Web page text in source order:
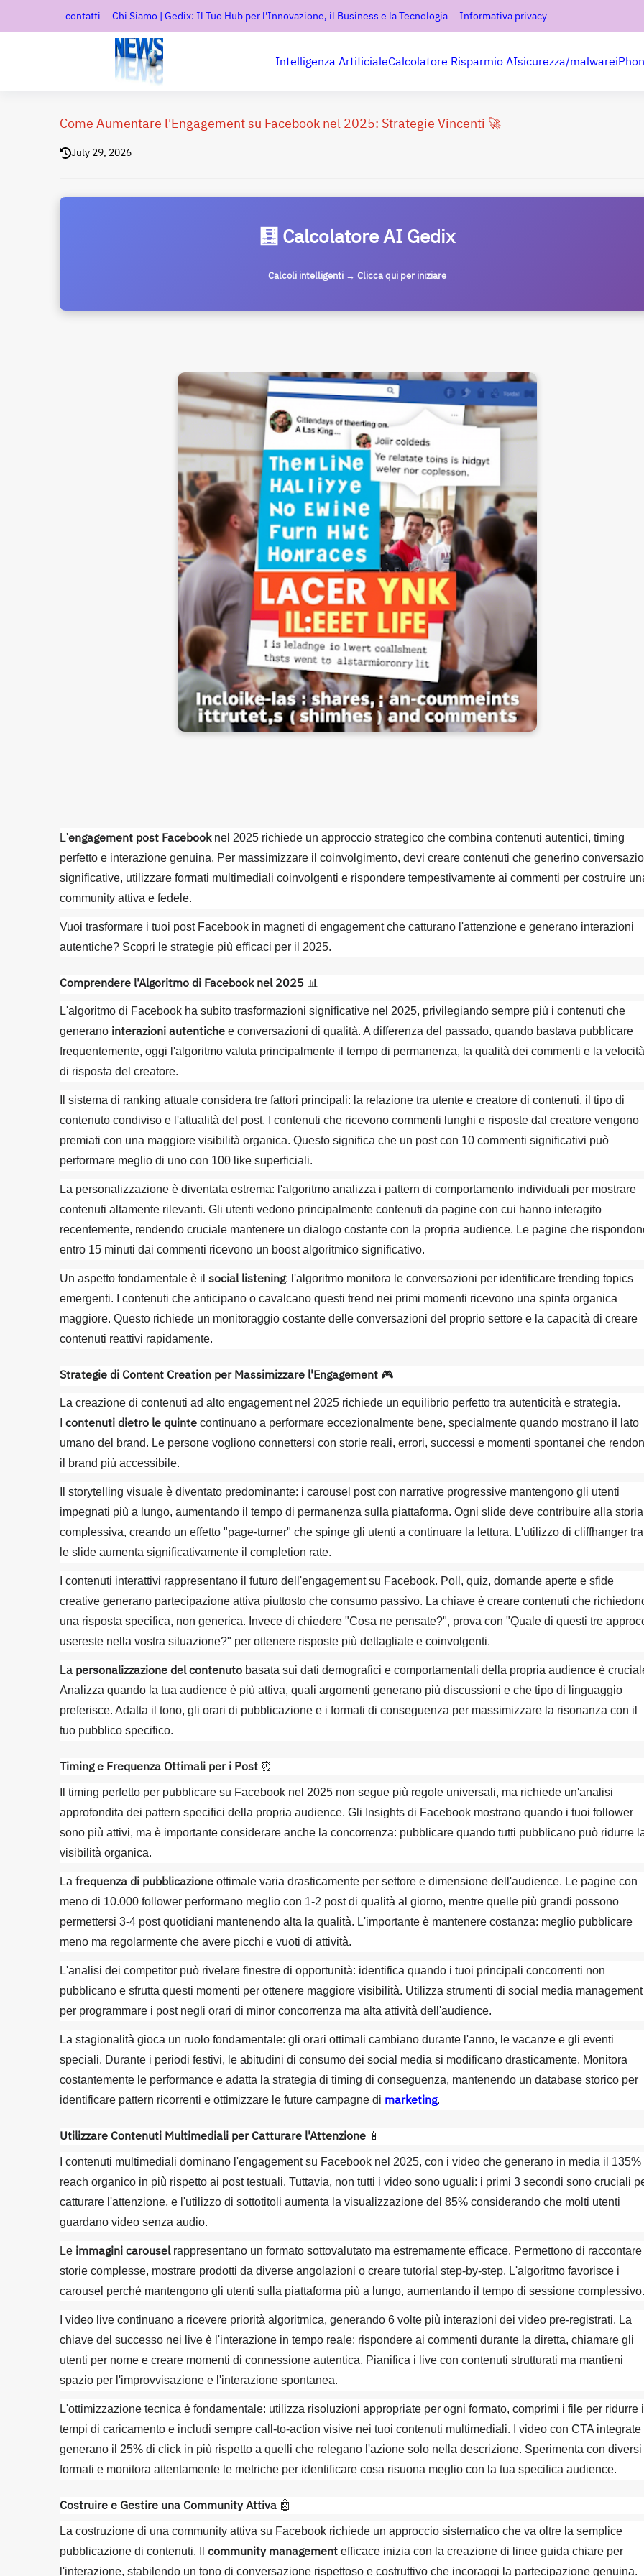
contatti Chi Siamo | Gedix: Il Tuo Hub per l'Innovazione, il Business e la Tecnologia Informativa privacy
Intelligenza ArtificialeCalcolatore Risparmio AIsicurezza/malware
Come Aumentare l'Engagement su Facebook nel 2025: Strategie Vincenti 🚀
July 29, 2026
🧮 Calcolatore AI Gedix
Calcoli intelligenti → Clicca qui per iniziare
L'engagement post Facebooknel 2025 richiede un approccio strategico che combina contenuti autentici, timing
perfetto e interazione genuina. Per massimizzare il coinvolgimento, devi creare contenuti che generino
significative, utilizzare formati multimediali coinvolgenti e rispondere tempestivamente ai commenti per costruire
community attiva e fedele.
Vuoi trasformare i tuoi post Facebook in magneti di engagement che catturano l'attenzione e generano interazioni
autentiche? Scopri le strategie più efficaci per il 2025.
Comprendere l'Algoritmo di Facebook nel 2025 📊
L'algoritmo di Facebook ha subito trasformazioni significative nel 2025, privilegiando sempre più i contenuti che
generano interazioni autentiche e conversazioni di qualità. A differenza del passado, quando bastava pubblicare
frequentemente, oggi l'algoritmo valuta principalmente il tempo di permanenza, la qualità dei commenti e la velocità
di risposta del creatore.
Il sistema di ranking attuale considera tre fattori principali: la relazione tra utente e creatore di contenuti, il tipo di
contenuto condiviso e l'attualità del post. I contenuti che ricevono commenti lunghi e risposte dal creatore vengono
premiati con una maggiore visibilità organica. Questo significa che un post con 10 commenti significativi può
performare meglio di uno con 100 like superficiali.
La personalizzazione è diventata estrema: l'algoritmo analizza i pattern di comportamento individuali per mostrare
contenuti altamente rilevanti. Gli utenti vedono principalmente contenuti da pagine con cui hanno interagito
recentemente, rendendo cruciale mantenere un dialogo costante con la propria audience. Le pagine che
entro 15 minuti dai commenti ricevono un boost algoritmico significativo.
Un aspetto fondamentale è il social listening: l'algoritmo monitora le conversazioni per identificare trending topics
emergenti. I contenuti che anticipano o cavalcano questi trend nei primi momenti ricevono una spinta organica
maggiore. Questo richiede un monitoraggio costante delle conversazioni del proprio settore e la capacità di creare
contenuti reattivi rapidamente.
Strategie di Content Creation per Massimizzare l'Engagement 🎮
La creazione di contenuti ad alto engagement nel 2025 richiede un equilibrio perfetto tra autenticità e strategia.
contenuti dietro le quinte continuano a performare eccezionalmente bene, specialmente quando mostrano il lato
umano del brand. Le persone vogliono connettersi con storie reali, errori, successi e momenti spontanei che
il brand più accessibile.
Il storytelling visuale è diventato predominante: i carousel post con narrative progressive mantengono gli utenti
impegnati più a lungo, aumentando il tempo di permanenza sulla piattaforma. Ogni slide deve contribuire alla storia
complessiva, creando un effetto "page-turner" che spinge gli utenti a continuare la lettura. L'utilizzo di cliffhanger tra
le slide aumenta significativamente il completion rate.
I contenuti interattivi rappresentano il futuro dell'engagement su Facebook. Poll, quiz, domande aperte e sfide
creative generano partecipazione attiva piuttosto che consumo passivo. La chiave è creare contenuti che
una risposta specifica, non generica. Invece di chiedere "Cosa ne pensate?", prova con "Quale di questi tre
usereste nella vostra situazione?" per ottenere risposte più dettagliate e coinvolgenti.
La personalizzazione del contenuto basata sui dati demografici e comportamentali della propria audience è
Analizza quando la tua audience è più attiva, quali argomenti generano più discussioni e che tipo di linguaggio
preferisce. Adatta il tono, gli orari di pubblicazione e i formati di conseguenza per massimizzare la risonanza con il
tuo pubblico specifico.
Timing e Frequenza Ottimali per i Post ⏰
Il timing perfetto per pubblicare su Facebook nel 2025 non segue più regole universali, ma richiede un'analisi
approfondita dei pattern specifici della propria audience. Gli Insights di Facebook mostrano quando i tuoi follower
sono più attivi, ma è importante considerare anche la concorrenza: pubblicare quando tutti pubblicano può ridurre
visibilità organica.
La frequenza di pubblicazione ottimale varia drasticamente per settore e dimensione dell'audience. Le pagine con
meno di 10.000 follower performano meglio con 1-2 post di qualità al giorno, mentre quelle più grandi possono
permettersi 3-4 post quotidiani mantenendo alta la qualità. L'importante è mantenere costanza: meglio pubblicare
meno ma regolarmente che avere picchi e vuoti di attività.
L'analisi dei competitor può rivelare finestre di opportunità: identifica quando i tuoi principali concorrenti non
pubblicano e sfrutta questi momenti per ottenere maggiore visibilità. Utilizza strumenti di social media management
per programmare i post negli orari di minor concorrenza ma alta attività dell'audience.
La stagionalità gioca un ruolo fondamentale: gli orari ottimali cambiano durante l'anno, le vacanze e gli eventi
speciali. Durante i periodi festivi, le abitudini di consumo dei social media si modificano drasticamente. Monitora
costantemente le performance e adatta la strategia di timing di conseguenza, mantenendo un database storico per
identificare pattern ricorrenti e ottimizzare le future campagne di marketing.
Utilizzare Contenuti Multimediali per Catturare l'Attenzione 📱
I contenuti multimediali dominano l'engagement su Facebook nel 2025, con i video che generano in media il 135%
reach organico in più rispetto ai post testuali. Tuttavia, non tutti i video sono uguali: i primi 3 secondi sono cruciali
catturare l'attenzione, e l'utilizzo di sottotitoli aumenta la visualizzazione del 85% considerando che molti utenti
guardano video senza audio.
Le immagini carouselrappresentano un formato sottovalutato ma estremamente efficace. Permettono di raccontare
storie complesse, mostrare prodotti da diverse angolazioni o creare tutorial step-by-step. L'algoritmo favorisce i
carousel perché mantengono gli utenti sulla piattaforma più a lungo, aumentando il tempo di sessione complessivo.
I video live continuano a ricevere priorità algoritmica, generando 6 volte più interazioni dei video pre-registrati. La
chiave del successo nei live è l'interazione in tempo reale: rispondere ai commenti durante la diretta, chiamare gli
utenti per nome e creare momenti di connessione autentica. Pianifica i live con contenuti strutturati ma mantieni
spazio per l'improvvisazione e l'interazione spontanea.
L'ottimizzazione tecnica è fondamentale: utilizza risoluzioni appropriate per ogni formato, comprimi i file per ridurre i
tempi di caricamento e includi sempre call-to-action visive nei tuoi contenuti multimediali. I video con CTA integrate
generano il 25% di click in più rispetto a quelli che relegano l'azione solo nella descrizione. Sperimenta con diversi
formati e monitora attentamente le metriche per identificare cosa risuona meglio con la tua specifica audience.
Costruire e Gestire una Community Attiva 🤖
La costruzione di una community attiva su Facebook richiede un approccio sistematico che va oltre la semplice
pubblicazione di contenuti. Il community management efficace inizia con la creazione di linee guida chiare per
l'interazione, stabilendo un tono di conversazione rispettoso e costruttivo che incoraggi la partecipazione genuina.